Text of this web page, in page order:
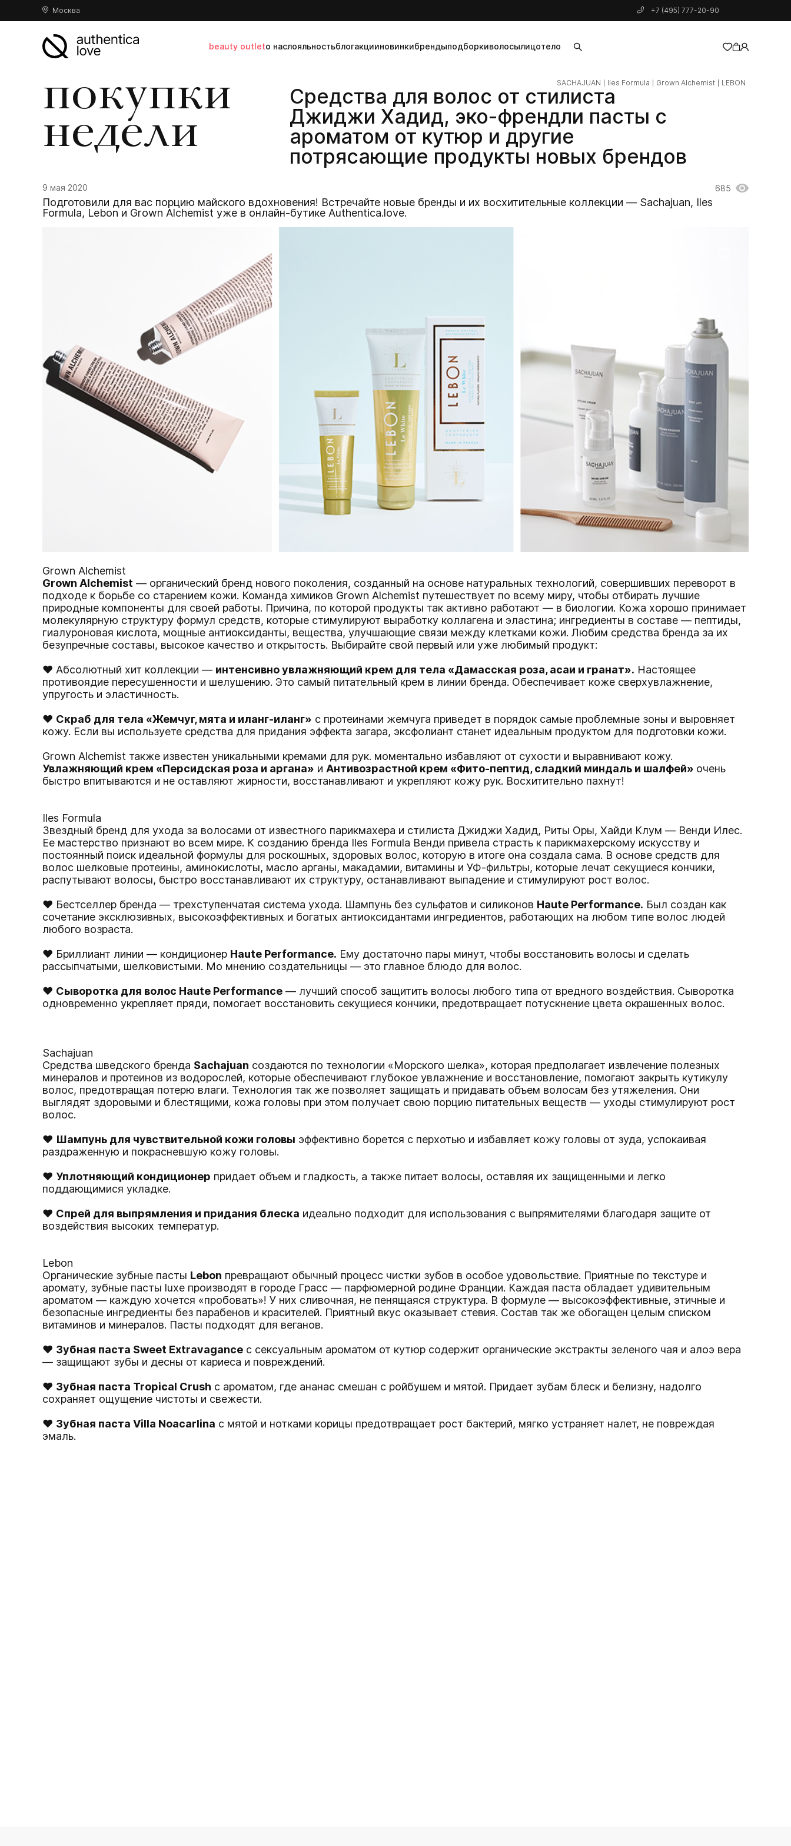
Москва +7 (495) 777-20-90
beauty outletо наслояльностьблогакцииновинкибрендыподборкиволосылицотело
добавлен в корзину
покупки
недели
Средства для волос от стилиста
Джиджи Хадид, эко-френдли пасты с
ароматом от кутюр и другие
потрясающие продукты новых брендов
SACHAJUAN Iles Formula Grown Alchemist LEBON
9 мая 2020 685
Подготовили для вас порцию майского вдохновения! Встречайте новые бренды и их восхитительные коллекции — Sachajuan, Iles
Formula, Lebon и Grown Alchemist уже в онлайн-бутике Authentica.love.
Grown Alchemist
Grown Alchemist — органический бренд нового поколения, созданный на основе натуральных технологий, совершивших переворот в
подходе к борьбе со старением кожи. Команда химиков Grown Alchemist путешествует по всему миру, чтобы отбирать лучшие
природные компоненты для своей работы. Причина, по которой продукты так активно работают — в биологии. Кожа хорошо принимает
молекулярную структуру формул средств, которые стимулируют выработку коллагена и эластина; ингредиенты в составе — пептиды,
гиалуроновая кислота, мощные антиоксиданты, вещества, улучшающие связи между клетками кожи. Любим средства бренда за их
безупречные составы, высокое качество и открытость. Выбирайте свой первый или уже любимый продукт:
♥ Абсолютный хит коллекции — интенсивно увлажняющий крем для тела «Дамасская роза, асаи и гранат». Настоящее
противоядие пересушенности и шелушению. Это самый питательный крем в линии бренда. Обеспечивает коже сверхувлажнение,
упругость и эластичность.
♥ Скраб для тела «Жемчуг, мята и иланг-иланг» с протеинами жемчуга приведет в порядок самые проблемные зоны и выровняет
кожу. Если вы используете средства для придания эффекта загара, эксфолиант станет идеальным продуктом для подготовки кожи.
Grown Alchemist также известен уникальными кремами для рук. моментально избавляют от сухости и выравнивают кожу.
Увлажняющий крем «Персидская роза и аргана» и Антивозрастной крем «Фито-пептид, сладкий миндаль и шалфей» очень
быстро впитываются и не оставляют жирности, восстанавливают и укрепляют кожу рук. Восхитительно пахнут!
Iles Formula
Звездный бренд для ухода за волосами от известного парикмахера и стилиста Джиджи Хадид, Риты Оры, Хайди Клум — Венди Илес.
Ее мастерство признают во всем мире. К созданию бренда Iles Formula Венди привела страсть к парикмахерскому искусству и
постоянный поиск идеальной формулы для роскошных, здоровых волос, которую в итоге она создала сама. В основе средств для
волос шелковые протеины, аминокислоты, масло арганы, макадамии, витамины и УФ-фильтры, которые лечат секущиеся кончики,
распутывают волосы, быстро восстанавливают их структуру, останавливают выпадение и стимулируют рост волос.
♥ Бестселлер бренда — трехступенчатая система ухода. Шампунь без сульфатов и силиконов Haute Performance. Был создан как
сочетание эксклюзивных, высокоэффективных и богатых антиоксидантами ингредиентов, работающих на любом типе волос людей
любого возраста.
♥ Бриллиант линии — кондиционер Haute Performance. Ему достаточно пары минут, чтобы восстановить волосы и сделать
рассыпчатыми, шелковистыми. Мо мнению создательницы — это главное блюдо для волос.
♥ Сыворотка для волос Haute Performance — лучший способ защитить волосы любого типа от вредного воздействия. Сыворотка
одновременно укрепляет пряди, помогает восстановить секущиеся кончики, предотвращает потускнение цвета окрашенных волос.
Sachajuan
Средства шведского бренда Sachajuan создаются по технологии «Морского шелка», которая предполагает извлечение полезных
минералов и протеинов из водорослей, которые обеспечивают глубокое увлажнение и восстановление, помогают закрыть кутикулу
волос, предотвращая потерю влаги. Технология так же позволяет защищать и придавать объем волосам без утяжеления. Они
выглядят здоровыми и блестящими, кожа головы при этом получает свою порцию питательных веществ — уходы стимулируют рост
волос.
♥ Шампунь для чувствительной кожи головы эффективно борется с перхотью и избавляет кожу головы от зуда, успокаивая
раздраженную и покрасневшую кожу головы.
♥ Уплотняющий кондиционер придает объем и гладкость, а также питает волосы, оставляя их защищенными и легко
поддающимися укладке.
♥ Спрей для выпрямления и придания блеска идеально подходит для использования с выпрямителями благодаря защите от
воздействия высоких температур.
Lebon
Органические зубные пасты Lebon превращают обычный процесс чистки зубов в особое удовольствие. Приятные по текстуре и
аромату, зубные пасты luxe производят в городе Грасс — парфюмерной родине Франции. Каждая паста обладает удивительным
ароматом — каждую хочется «пробовать»! У них сливочная, не пенящаяся структура. В формуле — высокоэффективные, этичные и
безопасные ингредиенты без парабенов и красителей. Приятный вкус оказывает стевия. Состав так же обогащен целым списком
витаминов и минералов. Пасты подходят для веганов.
♥ Зубная паста Sweet Extravagance c cексуальным ароматом от кутюр содержит органические экстракты зеленого чая и алоэ вера
— защищают зубы и десны от кариеса и повреждений.
♥ Зубная паста Tropical Crush c ароматом, где ананас смешан с ройбушем и мятой. Придает зубам блеск и белизну, надолго
сохраняет ощущение чистоты и свежести.
♥ Зубная паста Villa Noacarlina с мятой и нотками корицы предотвращает рост бактерий, мягко устраняет налет, не повреждая
эмаль.